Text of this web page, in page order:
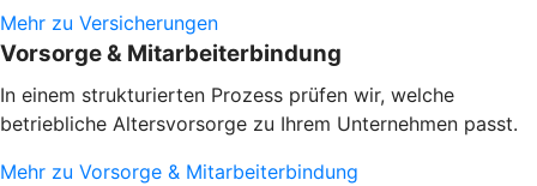
Mehr zu Versicherungen
Vorsorge & Mitarbeiterbindung
In einem strukturierten Prozess prüfen wir, welche
betriebliche Altersvorsorge zu Ihrem Unternehmen passt.
Mehr zu Vorsorge & Mitarbeiterbindung